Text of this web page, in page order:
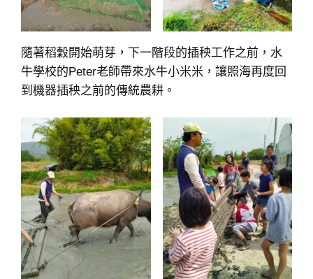
隨著稻穀開始萌芽，下一階段的插秧工作之前，水
牛學校的Peter老師帶來水牛小米米，讓照海再度回
到機器插秧之前的傳統農耕。